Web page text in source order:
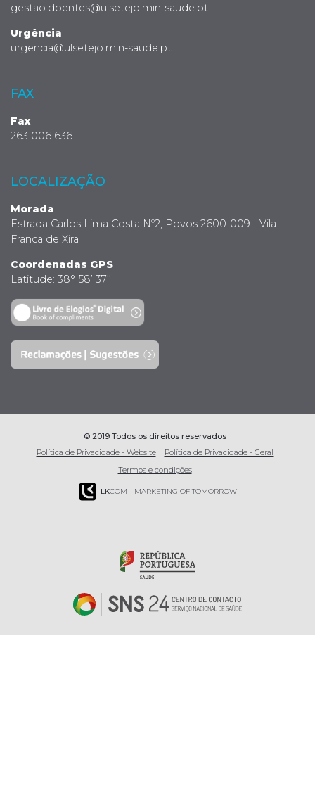
gestao.doentes@ulsetejo.min-saude.pt
Urgência
urgencia@ulsetejo.min-saude.pt
FAX
Fax
263 006 636
LOCALIZAÇÃO
Morada
Estrada Carlos Lima Costa Nº2, Povos 2600-009 - Vila
Franca de Xira
Coordenadas GPS
Latitude: 38° 58’ 37’’
© 2019 Todos os direitos reservados
Política de Privacidade - Website
Política de Privacidade - Geral
Termos e condições
LKCOM - MARKETING OF TOMORROW